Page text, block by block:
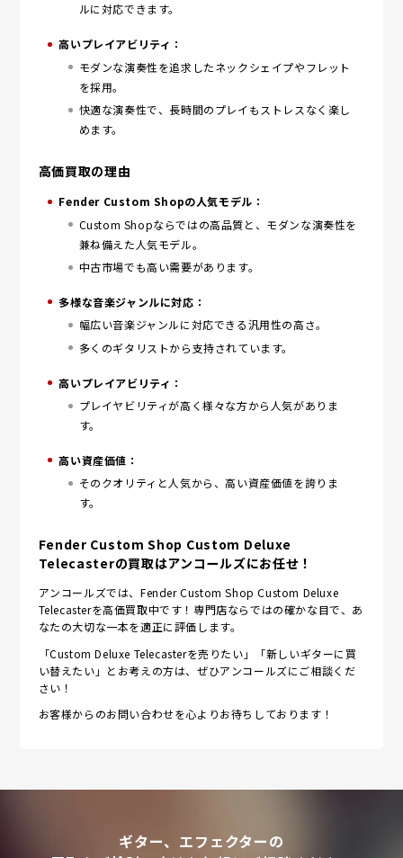
ルに対応できます。
高いプレイアビリティ：
モダンな演奏性を追求したネックシェイプやフレット
を採用。
快適な演奏性で、長時間のプレイもストレスなく楽し
めます。
高価買取の理由
Fender Custom Shopの人気モデル：
Custom Shopならではの高品質と、モダンな演奏性を
兼ね備えた人気モデル。
中古市場でも高い需要があります。
多様な音楽ジャンルに対応：
幅広い音楽ジャンルに対応できる汎用性の高さ。
多くのギタリストから支持されています。
高いプレイアビリティ：
プレイヤビリティが高く様々な方から人気がありま
す。
高い資産価値：
そのクオリティと人気から、高い資産価値を誇りま
す。
Fender Custom Shop Custom Deluxe
Telecasterの買取はアンコールズにお任せ！
アンコールズでは、Fender Custom Shop Custom Deluxe
Telecasterを高価買取中です！専門店ならではの確かな目で、あ
なたの大切な一本を適正に評価します。
「Custom Deluxe Telecasterを売りたい」「新しいギターに買
い替えたい」とお考えの方は、ぜひアンコールズにご相談くだ
さい！
お客様からのお問い合わせを心よりお待ちしております！
ギター、エフェクターの